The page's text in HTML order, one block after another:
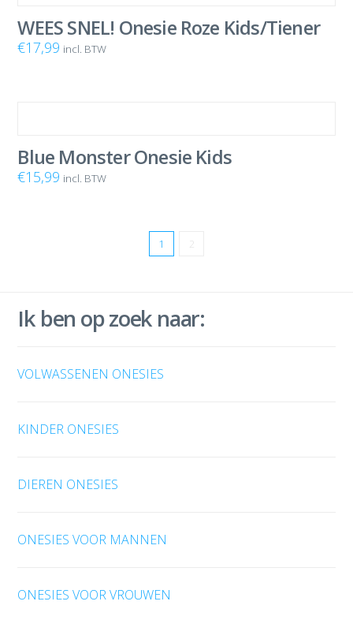
WEES SNEL! Onesie Roze Kids/Tiener
€17,99 incl. BTW
Blue Monster Onesie Kids
€15,99 incl. BTW
1 2
Ik ben op zoek naar:
VOLWASSENEN ONESIES
KINDER ONESIES
DIEREN ONESIES
ONESIES VOOR MANNEN
ONESIES VOOR VROUWEN